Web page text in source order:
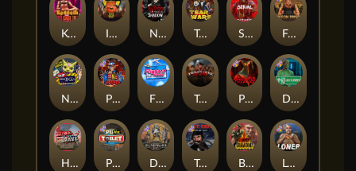
Nexus Blood & Shadow
Blood Diamond
Tsar Wars
Home of the Brave
Tombstone Slaughter
Punk Rocker 2
Deadwood R.I.P
Nexus Outsourced
Loner
Kenneth Must Die Folsom Prison
Flight Mode
Serial
Punk Toilet
Possessed Disturbed
Infectious 5 xWays
True Grit Redemption